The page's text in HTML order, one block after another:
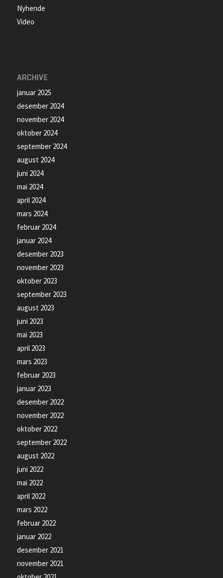
Nyhende
Video
ARCHIVE
januar 2025
desember 2024
november 2024
oktober 2024
september 2024
august 2024
juni 2024
mai 2024
april 2024
mars 2024
februar 2024
januar 2024
desember 2023
november 2023
oktober 2023
september 2023
august 2023
juni 2023
mai 2023
april 2023
mars 2023
februar 2023
januar 2023
desember 2022
november 2022
oktober 2022
september 2022
august 2022
juni 2022
mai 2022
april 2022
mars 2022
februar 2022
januar 2022
desember 2021
november 2021